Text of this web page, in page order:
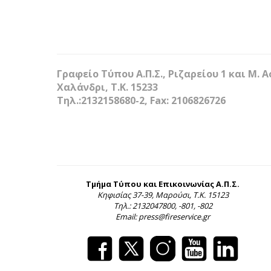
Γραφείο Τύπου Α.Π.Σ., Ριζαρείου 1 και Μ.
Χαλάνδρι, Τ.Κ. 15233
Τηλ.:2132158680-2, Fax: 2106826726
Τμήμα Τύπου και Επικοινωνίας Α.Π.Σ.
Κηφισίας 37-39, Μαρούσι, Τ.Κ. 15123
Τηλ.: 2132047800, -801, -802
Email: press@fireservice.gr